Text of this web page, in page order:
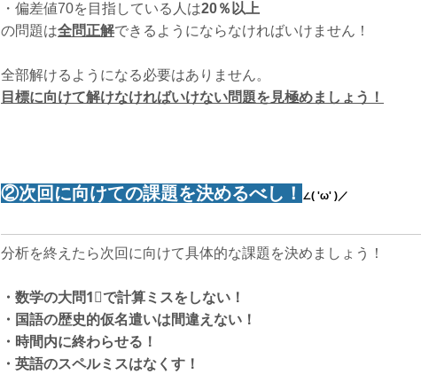
・偏差値70を目指している人は20％以上
の問題は全問正解できるようにならなければいけません！
全部解けるようになる必要はありません。
目標に向けて解けなければいけない問題を見極めましょう！
②次回に向けての課題を決めるべし！ ∠( 'ω' )／
分析を終えたら次回に向けて具体的な課題を決めましょう！
・数学の大問1⃣で計算ミスをしない！
・国語の歴史的仮名遣いは間違えない！
・時間内に終わらせる！
・英語のスペルミスはなくす！